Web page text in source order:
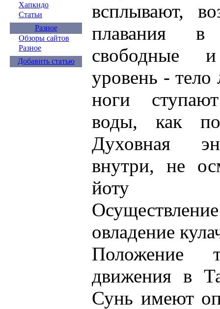
Хапкидо
Статьи
Разное
Обзоры сайтов
Разное
Добавить статью
всплывают,
плавания
свободные
уровень - тело
ноги
воды, как
Духовная
внутри, не
йоту
овладение
Положение
движения в
Сунь имеют